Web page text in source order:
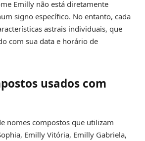
Emilly não está diretamente
signo específico. No entanto, cada
astrais individuais, que
com sua data e horário de
usados com
nomes compostos que utilizam
Emilly Vitória, Emilly Gabriela,